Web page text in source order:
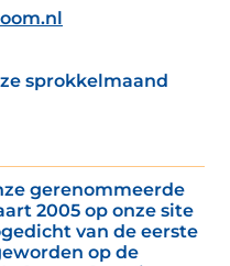
sprokkelmaand
gerenommeerde
2005 op onze site
van de eerste
op de